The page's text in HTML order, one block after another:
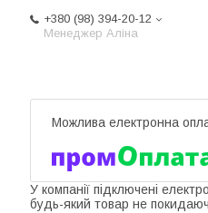
+380 (98) 394-20-12
Менеджер Аліна
У компанії підключені
будь-який товар не